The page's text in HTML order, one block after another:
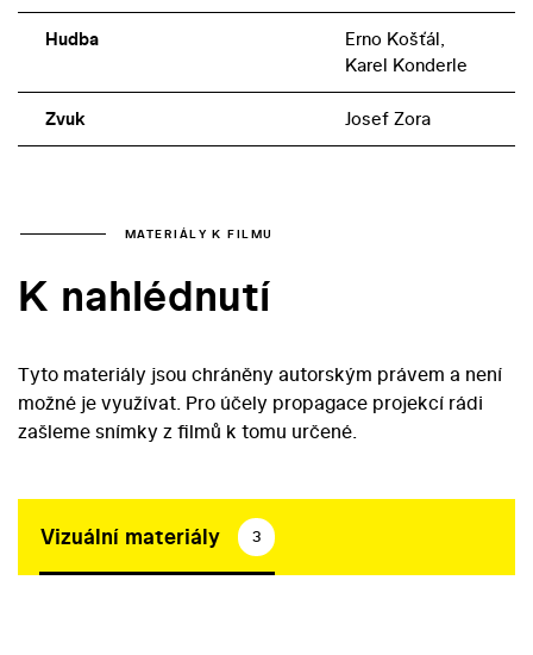
Hudba
Erno Košťál,
Karel Konderle
Zvuk Josef Zora
MATERIÁLY K FILMU
K nahlédnutí
Tyto materiály jsou chráněny autorským právem a není
možné je využívat. Pro účely propagace projekcí rádi
zašleme snímky z filmů k tomu určené.
Vizuální materiály 3